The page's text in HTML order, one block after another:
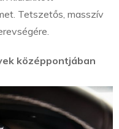
Tetszetős, masszív
középpontjában